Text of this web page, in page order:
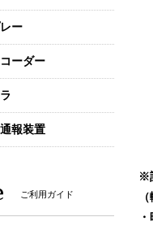
※
ー
ーダー
報装置
ご利用ガイド